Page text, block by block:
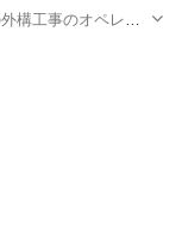
構工事のオペレー